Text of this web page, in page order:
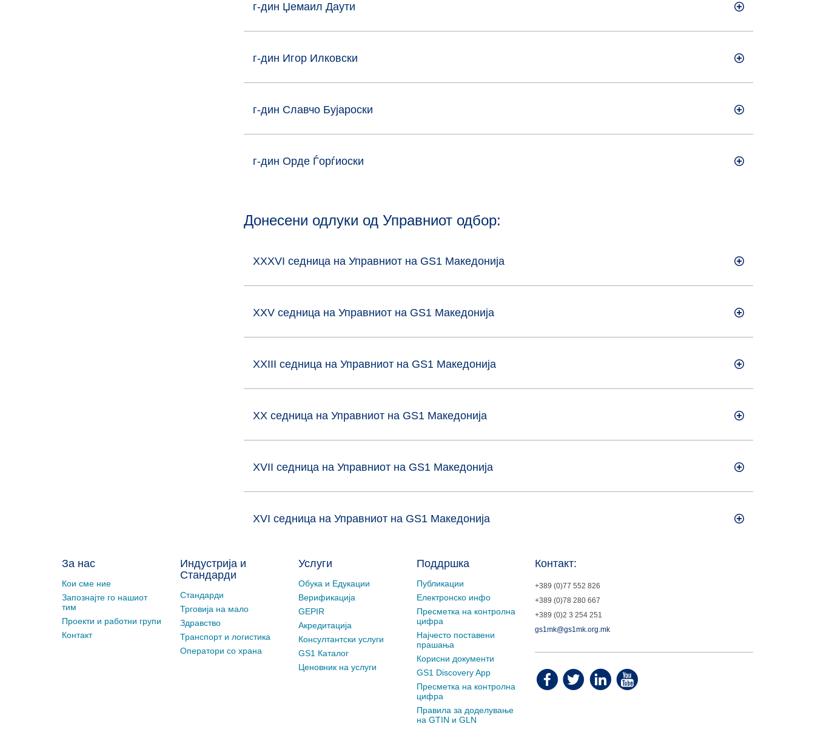
г-дин Џемаил Даути
г-дин Игор Илковски
г-дин Славчо Бујароски
г-дин Орде Ѓорѓиоски
Донесени одлуки од Управниот одбор:
XXXVI седница на Управниот на GS1 Maкедонија
XXV седница на Управниот на GS1 Maкедонија
XXIII седница на Управниот на GS1 Maкедонија
XX седница на Управниот на GS1 Maкедонија
XVII седница на Управниот на GS1 Maкедонија
XVI седница на Управниот на GS1 Maкедонија
За нас
Кои сме ние
Запознајте го нашиот
тим
Проекти и работни групи
Контакт
Индустрија и
Стандарди
Стандарди
Трговија на мало
Здравство
Транспорт и логистика
Оператори со храна
Услуги
Обука и Едукации
Верификација
GEPIR
Акредитација
Консултантски услуги
GS1 Каталог
Ценовник на услуги
Поддршка
Публикации
Електронско инфо
Пресметка на контролна
цифра
Најчесто поставени
прашања
Корисни документи
GS1 Discovery App
Пресметка на контролна
цифра
Правила за доделување
на GTIN и GLN
Контакт:
+389 (0)77 552 826
+389 (0)78 280 667
+389 (0)2 3 254 251
gs1mk@gs1mk.org.mk